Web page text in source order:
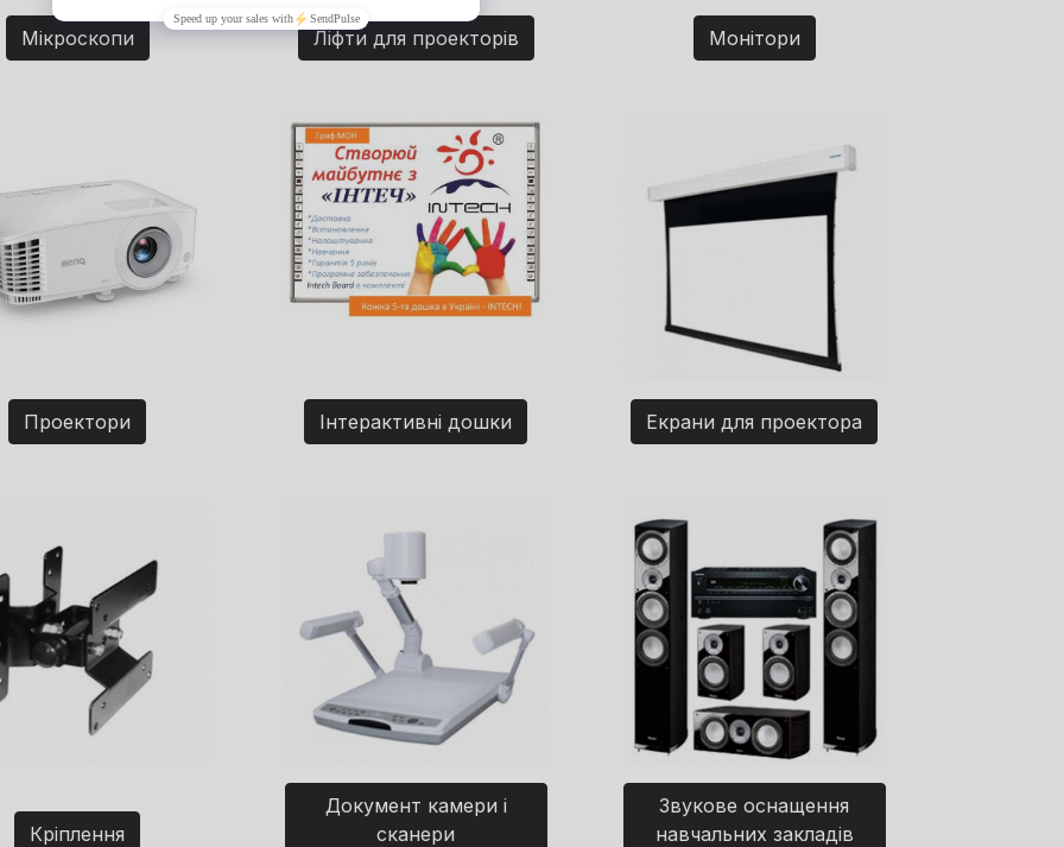
Мікроскопи Ліфти для проекторів Монітори
Проектори Інтерактивні дошки Екрани для проектора
Кріплення
Документ камери і
сканери
Звукове оснащення
навчальних закладів